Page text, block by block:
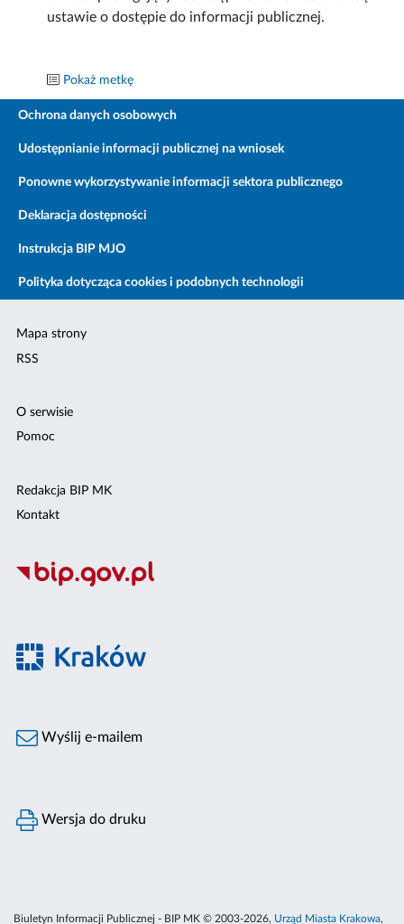
ustawie o dostępie do informacji publicznej.
Pokaż metkę
Ochrona danych osobowych
Udostępnianie informacji publicznej na wniosek
Ponowne wykorzystywanie informacji sektora publicznego
Deklaracja dostępności
Instrukcja BIP MJO
Polityka dotycząca cookies i podobnych technologii
Mapa strony
RSS
O serwisie
Pomoc
Redakcja BIP MK
Kontakt
Wyślij e-mailem
Wersja do druku
Biuletyn Informacji Publicznej - BIP MK © 2003-2026, Urząd Miasta Krakowa,